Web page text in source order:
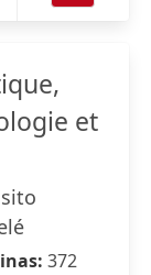
et
372